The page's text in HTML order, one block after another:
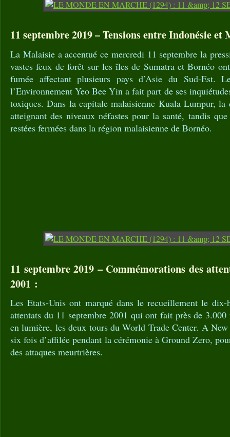
11 septembre 2019 – Tensions entre Indonésie et
La Malaisie a accentué ce mercredi 11 septembre la
vastes feux de forêt sur les îles de Sumatra et Bornéo
fumée affectant plusieurs pays d’Asie du Sud-Est.
l’Environnement Yeo Bee Yin a fait part de ses
toxiques. Dans la capitale malaisienne Kuala Lumpur,
atteignant des niveaux néfastes pour la santé, tandis
restées fermées dans la région malaisienne de Bornéo.
11 septembre 2019 – Commémorations des
2001 :
Les Etats-Unis ont marqué dans le recueillement le dix-
attentats du 11 septembre 2001 qui ont fait près de
en lumière, les deux tours du World Trade Center. A
six fois d’affilée pendant la cérémonie à Ground Zero,
des attaques meurtrières.